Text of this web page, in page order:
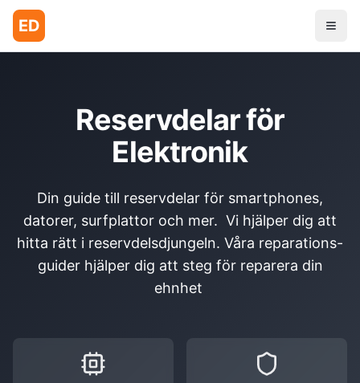
ED
Reservdelar för
Elektronik
Din guide till reservdelar för smartphones,
datorer, surfplattor och mer. Vi hjälper dig att
hitta rätt i reservdelsdjungeln. Våra reparations-
guider hjälper dig att steg för reparera din
ehnhet